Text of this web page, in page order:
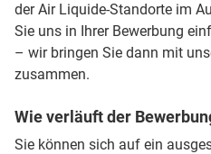
der Air Liquide-Standorte im
Sie uns in Ihrer Bewerbung
– wir bringen Sie dann mit
zusammen.
Wie verläuft der
Sie können sich auf ein